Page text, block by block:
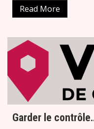
Read More
Garder le